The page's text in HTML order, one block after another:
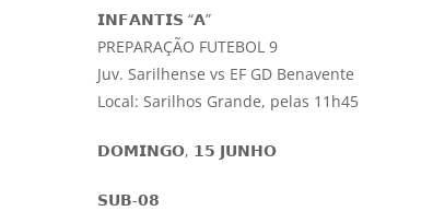
𝗜𝗡𝗙𝗔𝗡𝗧𝗜𝗦 “𝗔”
PREPARAÇÃO FUTEBOL 9
Juv. Sarilhense vs EF GD Benavente
Local: Sarilhos Grande, pelas 11h45
𝗗𝗢𝗠𝗜𝗡𝗚𝗢, 𝟭𝟱 𝗝𝗨𝗡𝗛𝗢
𝗦𝗨𝗕-𝟬𝟴